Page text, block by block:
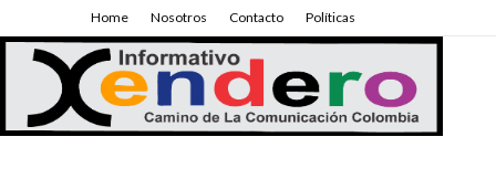
Home Nosotros Contacto Políticas